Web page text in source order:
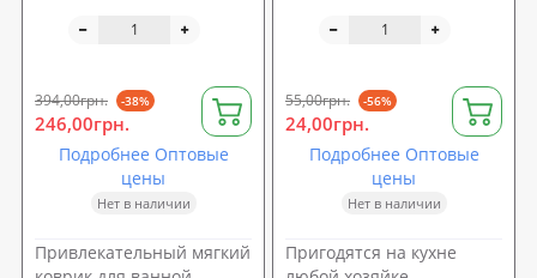
(R82470)
394,00грн. -38%
246,00грн.
Подробнее Оптовые
цены
Нет в наличии
Привлекательный мягкий
(R84999)
55,00грн. -56%
24,00грн.
Подробнее Оптовые
цены
Нет в наличии
Пригодятся на кухне